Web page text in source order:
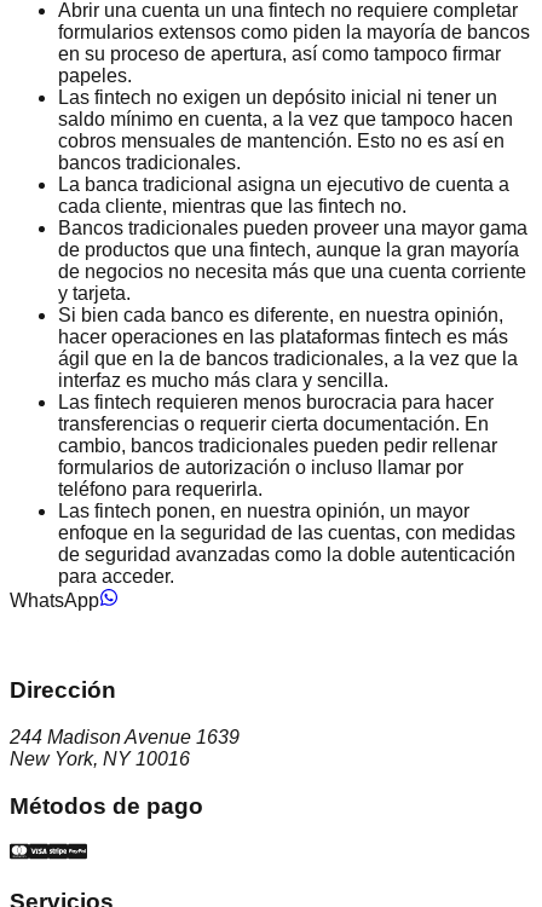
Abrir una cuenta un una fintech no requiere completar
formularios extensos como piden la mayoría de bancos
en su proceso de apertura, así como tampoco firmar
papeles.
Las fintech no exigen un depósito inicial ni tener un
saldo mínimo en cuenta, a la vez que tampoco hacen
cobros mensuales de mantención. Esto no es así en
bancos tradicionales.
La banca tradicional asigna un ejecutivo de cuenta a
cada cliente, mientras que las fintech no.
Bancos tradicionales pueden proveer una mayor gama
de productos que una fintech, aunque la gran mayoría
de negocios no necesita más que una cuenta corriente
y tarjeta.
Si bien cada banco es diferente, en nuestra opinión,
hacer operaciones en las plataformas fintech es más
ágil que en la de bancos tradicionales, a la vez que la
interfaz es mucho más clara y sencilla.
Las fintech requieren menos burocracia para hacer
transferencias o requerir cierta documentación. En
cambio, bancos tradicionales pueden pedir rellenar
formularios de autorización o incluso llamar por
teléfono para requerirla.
Las fintech ponen, en nuestra opinión, un mayor
enfoque en la seguridad de las cuentas, con medidas
de seguridad avanzadas como la doble autenticación
para acceder.
WhatsApp
Dirección
244 Madison Avenue 1639
New York, NY 10016
Métodos de pago
Servicios